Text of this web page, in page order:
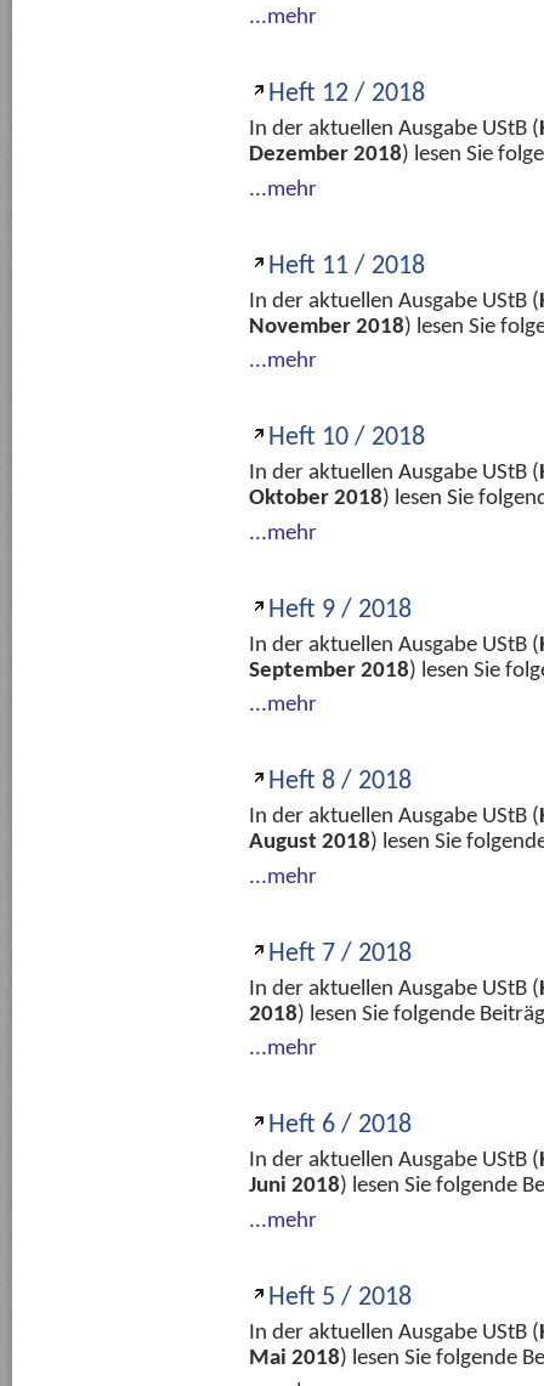
...mehr
Heft 12 / 2018
In der aktuellen Ausgabe UStB (
Dezember 2018) lesen Sie
...mehr
Heft 11 / 2018
In der aktuellen Ausgabe UStB (
November 2018) lesen Sie
...mehr
Heft 10 / 2018
In der aktuellen Ausgabe UStB (
Oktober 2018) lesen Sie
...mehr
Heft 9 / 2018
In der aktuellen Ausgabe UStB (
September 2018) lesen Sie
...mehr
Heft 8 / 2018
In der aktuellen Ausgabe UStB (
August 2018) lesen Sie
...mehr
Heft 7 / 2018
In der aktuellen Ausgabe UStB (
2018) lesen Sie folgende
...mehr
Heft 6 / 2018
In der aktuellen Ausgabe UStB (
Juni 2018) lesen Sie folgende
...mehr
Heft 5 / 2018
In der aktuellen Ausgabe UStB (
Mai 2018) lesen Sie folgende